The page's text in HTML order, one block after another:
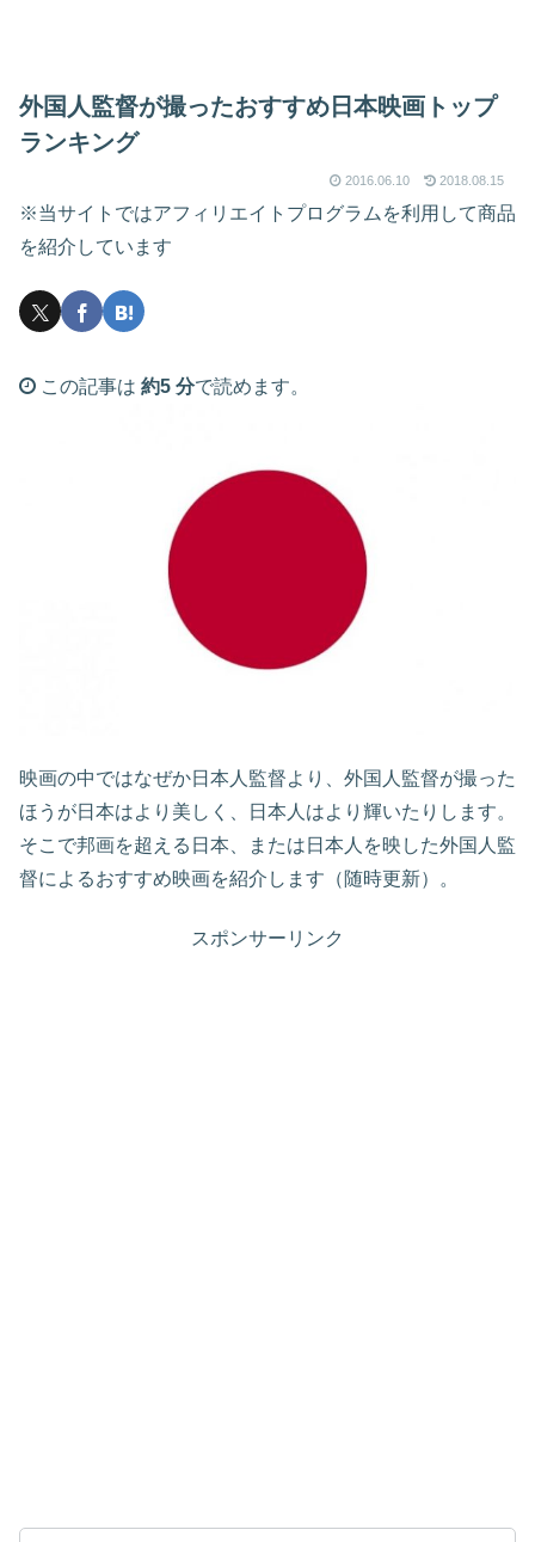
外国人監督が撮ったおすすめ日本映画トップ
ランキング
2016.06.10 2018.08.15
※当サイトではアフィリエイトプログラムを利用して商品
を紹介しています
この記事は 約5 分で読めます。
映画の中ではなぜか日本人監督より、外国人監督が撮った
ほうが日本はより美しく、日本人はより輝いたりします。
そこで邦画を超える日本、または日本人を映した外国人監
督によるおすすめ映画を紹介します（随時更新）。
スポンサーリンク